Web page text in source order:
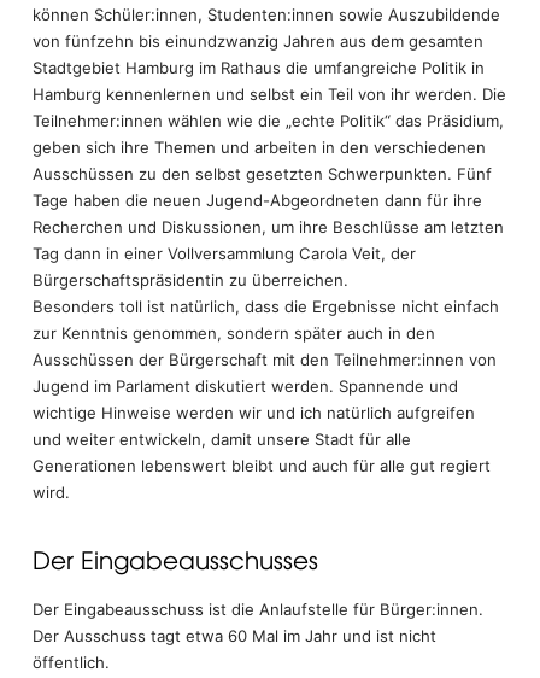
können Schüler:innen, Studenten:innen sowie Auszubildende
von fünfzehn bis einundzwanzig Jahren aus dem gesamten
Stadtgebiet Hamburg im Rathaus die umfangreiche Politik in
Hamburg kennenlernen und selbst ein Teil von ihr werden. Die
Teilnehmer:innen wählen wie die „echte Politik“ das Präsidium,
geben sich ihre Themen und arbeiten in den verschiedenen
Ausschüssen zu den selbst gesetzten Schwerpunkten. Fünf
Tage haben die neuen Jugend-Abgeordneten dann für ihre
Recherchen und Diskussionen, um ihre Beschlüsse am letzten
Tag dann in einer Vollversammlung Carola Veit, der
Bürgerschaftspräsidentin zu überreichen.
Besonders toll ist natürlich, dass die Ergebnisse nicht einfach
zur Kenntnis genommen, sondern später auch in den
Ausschüssen der Bürgerschaft mit den Teilnehmer:innen von
Jugend im Parlament diskutiert werden. Spannende und
wichtige Hinweise werden wir und ich natürlich aufgreifen
und weiter entwickeln, damit unsere Stadt für alle
Generationen lebenswert bleibt und auch für alle gut regiert
wird.
Der Eingabeausschusses
Der Eingabeausschuss ist die Anlaufstelle für Bürger:innen.
Der Ausschuss tagt etwa 60 Mal im Jahr und ist nicht
öffentlich.